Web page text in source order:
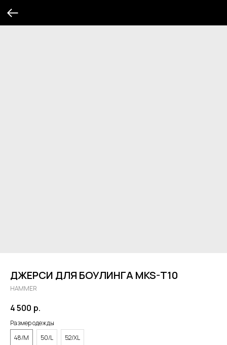
ДЖЕРСИ ДЛЯ БОУЛИНГА MKS-T10
HAMMER
4 500 р.
Размер одежды
48/M
50/L 52/XL